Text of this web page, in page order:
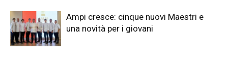
Ampi cresce: cinque nuovi Maestri e
una novità per i giovani